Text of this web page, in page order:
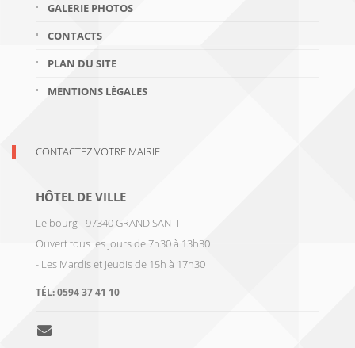
GALERIE PHOTOS
CONTACTS
PLAN DU SITE
MENTIONS LÉGALES
CONTACTEZ VOTRE MAIRIE
HÔTEL DE VILLE
Le bourg - 97340 GRAND SANTI
Ouvert tous les jours de 7h30 à 13h30
- Les Mardis et Jeudis de 15h à 17h30
TÉL:0594 37 41 10